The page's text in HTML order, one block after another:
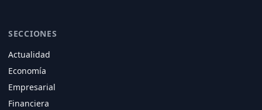
SECCIONES
Actualidad
Economía
Empresarial
Financiera